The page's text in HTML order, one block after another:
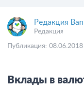
Редакция
Редакция
Публикация: 08.06.2018
Вклады в